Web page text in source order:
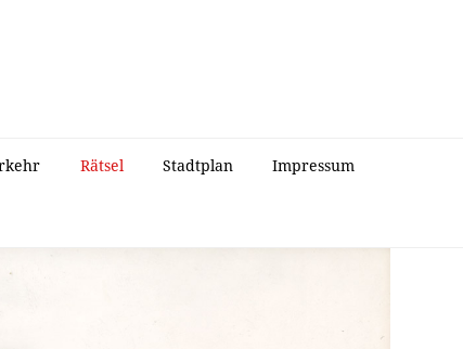
Rätsel Stadtplan Impressum